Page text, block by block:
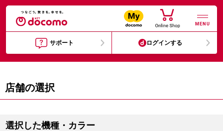
MENU
サポート ログインする
店舗の選択
選択した機種・カラー